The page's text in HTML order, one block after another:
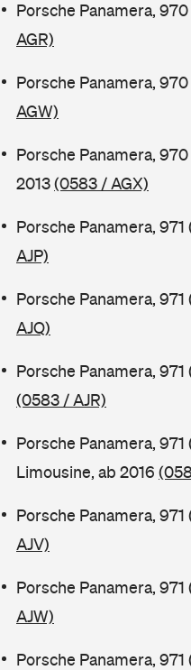
Porsche Panamera,
AGR)
Porsche Panamera,
AGW)
Porsche Panamera,
2013(0583 / AGX)
Porsche Panamera,
AJP)
Porsche Panamera,
AJQ)
Porsche Panamera,
(0583 / AJR)
Porsche Panamera,
Limousine, ab 2016
Porsche Panamera,
AJV)
Porsche Panamera,
AJW)
Porsche Panamera,